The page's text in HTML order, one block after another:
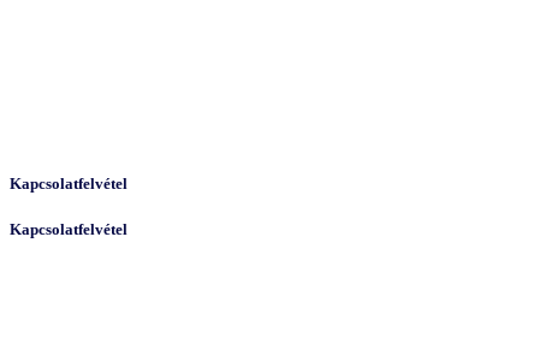
Kapcsolatfelvétel
Kapcsolatfelvétel